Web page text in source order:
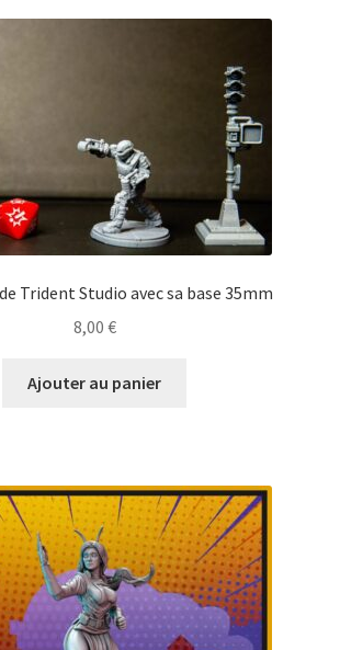
Trident Studio avec sa base 35mm
8,00 €
Ajouter au panier